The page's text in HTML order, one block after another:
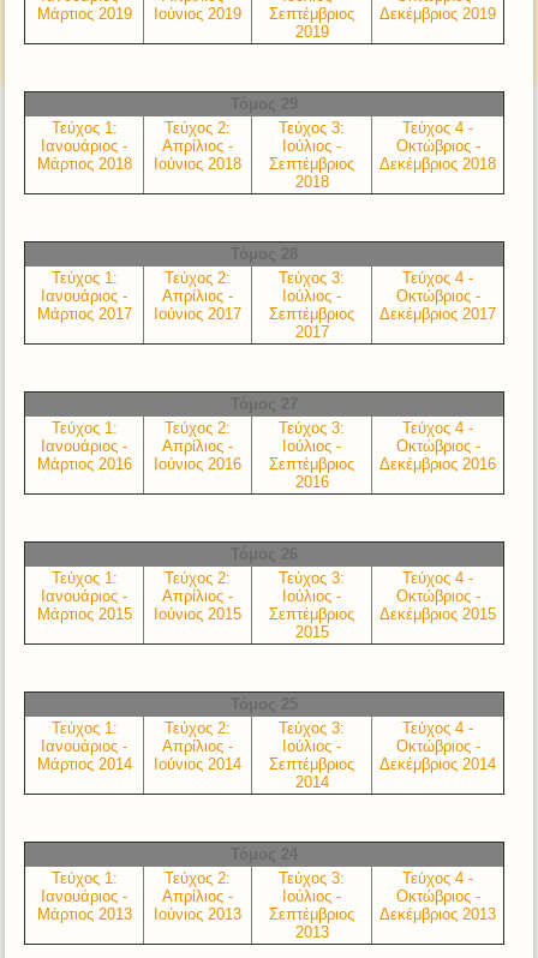
Μάρτιος 2019
Ιούνιος 2019
Σεπτέμβριος
2019
Δεκέμβριος 2019
Τεύχος 1:
Ιανουάριος -
Μάρτιος 2018
Τεύχος 2:
Απρίλιος -
Ιούνιος 2018
Τεύχος 3:
Ιούλιος -
Σεπτέμβριος
2018
Τεύχος 4 -
Οκτώβριος -
Δεκέμβριος 2018
Τεύχος 1:
Ιανουάριος -
Μάρτιος 2017
Τεύχος 2:
Απρίλιος -
Ιούνιος 2017
Τεύχος 3:
Ιούλιος -
Σεπτέμβριος
2017
Τεύχος 4 -
Οκτώβριος -
Δεκέμβριος 2017
Τεύχος 1:
Ιανουάριος -
Μάρτιος 2016
Τεύχος 2:
Απρίλιος -
Ιούνιος 2016
Τεύχος 3:
Ιούλιος -
Σεπτέμβριος
2016
Τεύχος 4 -
Οκτώβριος -
Δεκέμβριος 2016
Τεύχος 1:
Ιανουάριος -
Μάρτιος 2015
Τεύχος 2:
Απρίλιος -
Ιούνιος 2015
Τεύχος 3:
Ιούλιος -
Σεπτέμβριος
2015
Τεύχος 4 -
Οκτώβριος -
Δεκέμβριος 2015
Τεύχος 1:
Ιανουάριος -
Μάρτιος 2014
Τεύχος 2:
Απρίλιος -
Ιούνιος 2014
Τεύχος 3:
Ιούλιος -
Σεπτέμβριος
2014
Τεύχος 4 -
Οκτώβριος -
Δεκέμβριος 2014
Τεύχος 1:
Ιανουάριος -
Μάρτιος 2013
Τεύχος 2:
Απρίλιος -
Ιούνιος 2013
Τεύχος 3:
Ιούλιος -
Σεπτέμβριος
2013
Τεύχος 4 -
Οκτώβριος -
Δεκέμβριος 2013